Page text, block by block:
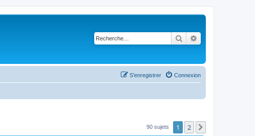
Rechercher
Connexion
S’enregistrer
90 sujets 1 2